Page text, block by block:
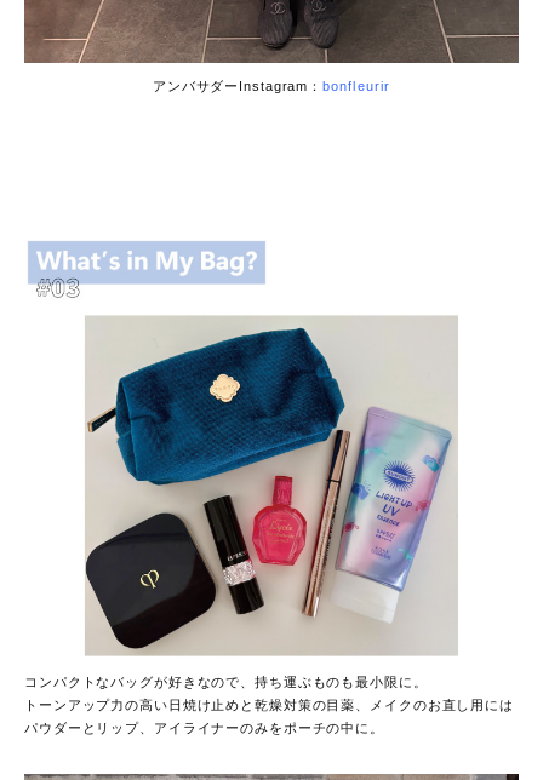
アンバサダーInstagram：bonfleurir
コンパクトなバッグが好きなので、持ち運ぶものも最小限に。
トーンアップ力の高い日焼け止めと乾燥対策の目薬、メイクのお直し用には
パウダーとリップ、アイライナーのみをポーチの中に。